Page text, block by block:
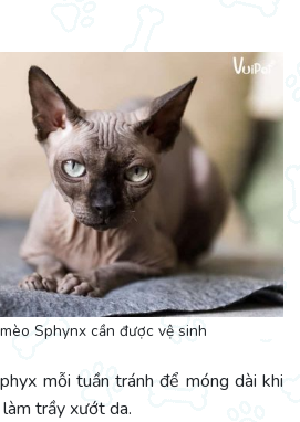
Sphynx cần được vệ sinh
mỗi tuần tránh để móng dài khi
trầy xướt da.